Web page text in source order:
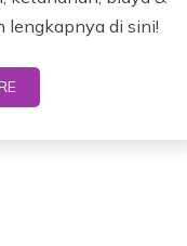
lengkapnya di sini!